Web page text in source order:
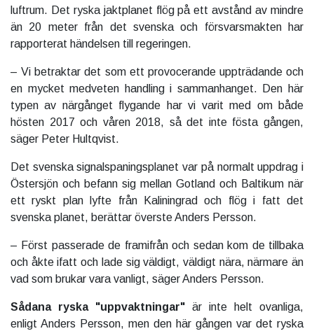
luftrum. Det ryska jaktplanet flög på ett avstånd av mindre
än 20 meter från det svenska och försvarsmakten har
rapporterat händelsen till regeringen.
– Vi betraktar det som ett provocerande uppträdande och
en mycket medveten handling i sammanhanget. Den här
typen av närgånget flygande har vi varit med om både
hösten 2017 och våren 2018, så det inte fösta gången,
säger Peter Hultqvist.
Det svenska signalspaningsplanet var på normalt uppdrag i
Östersjön och befann sig mellan Gotland och Baltikum när
ett ryskt plan lyfte från Kaliningrad och flög i fatt det
svenska planet, berättar överste Anders Persson.
– Först passerade de framifrån och sedan kom de tillbaka
och åkte ifatt och lade sig väldigt, väldigt nära, närmare än
vad som brukar vara vanligt, säger Anders Persson.
Sådana ryska "uppvaktningar" är inte helt ovanliga,
enligt Anders Persson, men den här gången var det ryska